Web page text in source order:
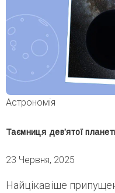
Астрономія
Таємниця дев’ятої
23 Червня, 2025
Найцікавіше